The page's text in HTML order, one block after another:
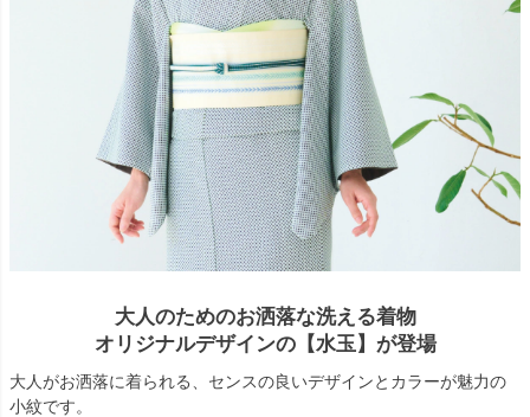
大人のためのお洒落な洗える着物
オリジナルデザインの【水玉】が登場
大人がお洒落に着られる、センスの良いデザインとカラーが魅力の
小紋です。